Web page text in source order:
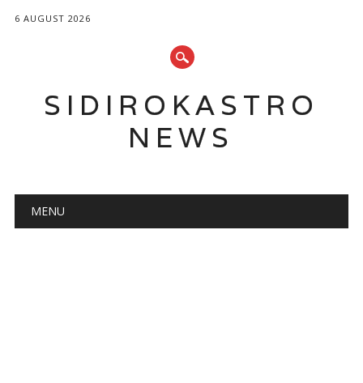
6 AUGUST 2026
SIDIROKASTRO
NEWS
Main menu
MENU